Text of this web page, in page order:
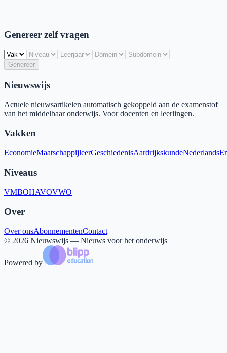
Genereer zelf vragen
Genereer
Nieuwswijs
Actuele nieuwsartikelen automatisch gekoppeld aan de examenstof
van het middelbaar onderwijs. Voor docenten en leerlingen.
Vakken
EconomieMaatschappijleerGeschiedenisAardrijkskundeNederlands
Niveaus
VMBOHAVOVWO
Over
Over onsAbonnementenContact
© 2026 Nieuwswijs — Nieuws voor het onderwijs
Powered by